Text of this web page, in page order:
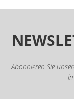
Abonnieren Sie